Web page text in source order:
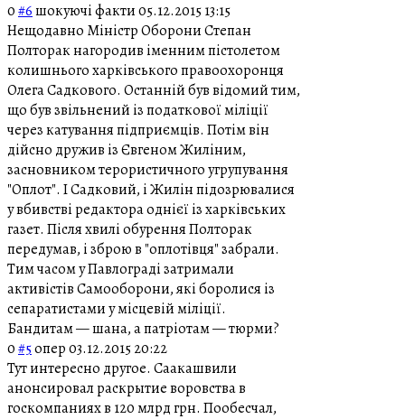
0#6шокуючі факти05.12.2015 13:15
Нещодавно Міністр Оборони Степан
Полторак нагородив іменним пістолетом
колишнього харківського правоохоронця
Олега Садкового. Останній був відомий тим,
що був звільнений із податкової міліції
через катування підприємців. Потім він
дійсно дружив із Євгеном Жиліним,
засновником терористичного угрупування
"Оплот". І Садковий, і Жилін підозрювалися
у вбивстві редактора однієї із харківських
газет. Після хвилі обурення Полторак
передумав, і зброю в "оплотівця" забрали.
Тим часом у Павлограді затримали
активістів Самооборони, які боролися із
сепаратистами у місцевій міліції.
Бандитам — шана, а патріотам — тюрми?
0#5опер03.12.2015 20:22
Тут интересно другое. Саакашвили
анонсировал раскрытие воровства в
госкомпаниях в 120 млрд грн. Пообесчал,